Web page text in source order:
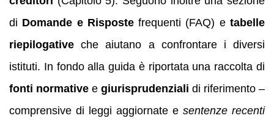
di Domande e Rispostefrequenti (FAQ) etabelle
riepilogative che aiutano a confrontare i diversi
istituti. In fondo alla guida è riportata una raccolta di
fonti normative e giurisprudenziali di riferimento –
comprensive di leggi aggiornate e sentenze recenti